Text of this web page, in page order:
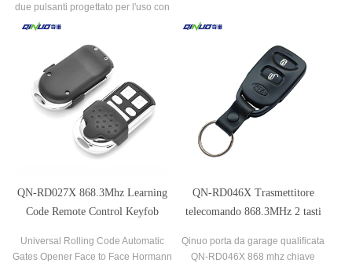
due pulsanti progettato per l'uso con
porte e cancelli automatici da garage.
rendono un'opzione versatile e
affidabile per il controllo di più
dispositivi.
QN-RD027X 868.3Mhz Learning
Code Remote Control Keyfob
Hormann Marantec
Universal Rolling Code Automatic
Gates Opener Face to Face Hormann
QN-RD046X Trasmettitore
telecomando 868.3MHz 2 tasti
SLH LR
Qinuo porta da garage qualificata
QN-RD046X 868 mhz chiave